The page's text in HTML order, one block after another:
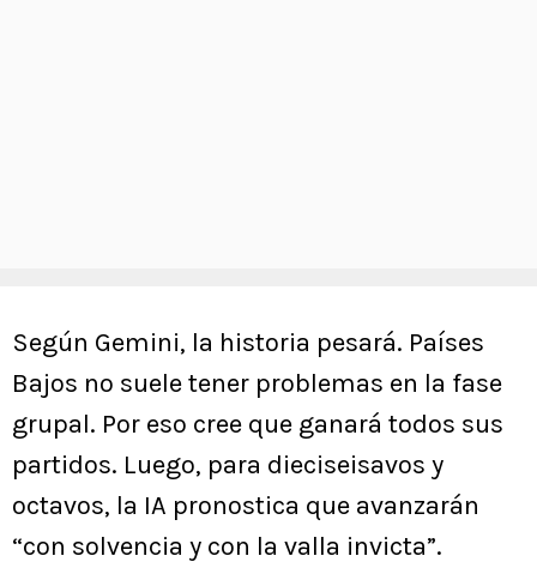
Según Gemini, la historia pesará. Países
Bajos no suele tener problemas en la fase
grupal. Por eso cree que ganará todos sus
partidos. Luego, para dieciseisavos y
octavos, la IA pronostica que avanzarán
“con solvencia y con la valla invicta”.